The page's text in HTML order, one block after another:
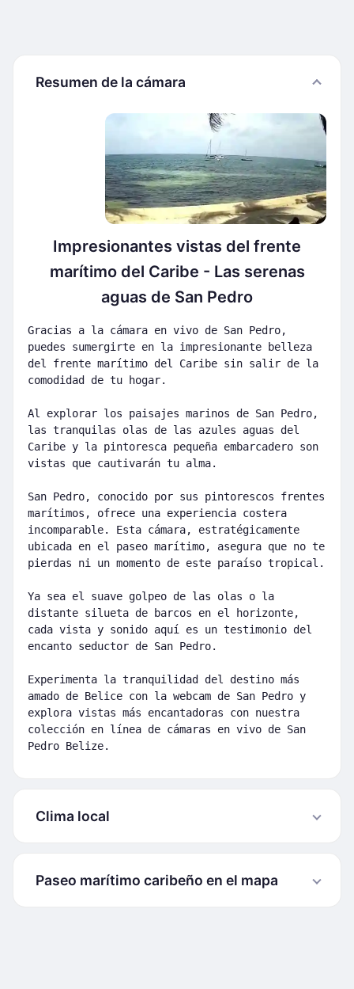
Resumen de la cámara
Impresionantes vistas del frente
marítimo del Caribe - Las serenas
aguas de San Pedro
Gracias a la cámara en vivo de San Pedro,
puedes sumergirte en la impresionante belleza
del frente marítimo del Caribe sin salir de la
comodidad de tu hogar.
Al explorar los paisajes marinos de San Pedro,
las tranquilas olas de las azules aguas del
Caribe y la pintoresca pequeña embarcadero son
vistas que cautivarán tu alma.
San Pedro, conocido por sus pintorescos frentes
marítimos, ofrece una experiencia costera
incomparable. Esta cámara, estratégicamente
ubicada en el paseo marítimo, asegura que no te
pierdas ni un momento de este paraíso tropical.
Ya sea el suave golpeo de las olas o la
distante silueta de barcos en el horizonte,
cada vista y sonido aquí es un testimonio del
encanto seductor de San Pedro.
Experimenta la tranquilidad del destino más
amado de Belice con la webcam de San Pedro y
explora vistas más encantadoras con nuestra
colección en línea de cámaras en vivo de San
Pedro Belize.
Clima local
Paseo marítimo caribeño en el mapa